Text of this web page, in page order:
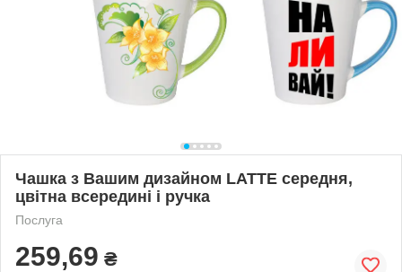
Чашка з Вашим дизайном LATTE середня,
цвітна всередині і ручка
Послуга
259,69 ₴